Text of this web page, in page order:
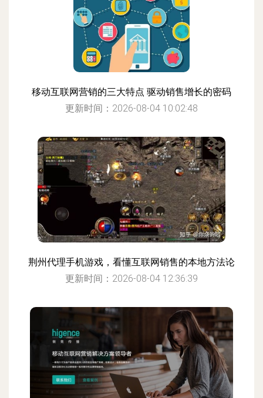
移动互联网营销的三大特点 驱动销售增长的密码
更新时间：2026-08-04 10:02:48
荆州代理手机游戏，看懂互联网销售的本地方法论
更新时间：2026-08-04 12:36:39